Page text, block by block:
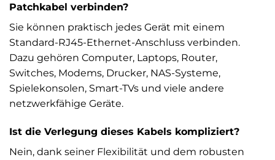
Patchkabel verbinden?
Sie können praktisch jedes Gerät mit einem
Standard-RJ45-Ethernet-Anschluss verbinden.
Dazu gehören Computer, Laptops, Router,
Switches, Modems, Drucker, NAS-Systeme,
Spielekonsolen, Smart-TVs und viele andere
netzwerkfähige Geräte.
Ist die Verlegung dieses Kabels kompliziert?
Nein, dank seiner Flexibilität und dem robusten